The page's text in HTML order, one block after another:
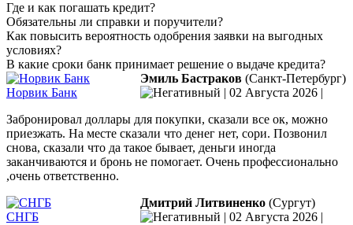
Где и как погашать кредит?
Обязательны ли справки и поручители?
Как повысить вероятность одобрения заявки на выгодных
условиях?
В какие сроки банк принимает решение о выдаче кредита?
Норвик Банк
Эмиль Бастраков (Санкт-Петербург)
| 02 Августа 2026 |
Забронировал доллары для покупки, сказали все ок, можно
приезжать. На месте сказали что денег нет, сори. Позвонил
снова, сказали что да такое бывает, деньги иногда
заканчиваются и бронь не помогает. Очень профессионально
,очень ответственно.
СНГБ
Дмитрий Литвиненко (Сургут)
| 02 Августа 2026 |